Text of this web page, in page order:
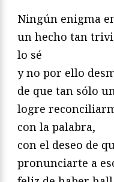
Ningún enigma
un hecho tan
lo sé
y no por ello
de que tan sólo
logre
con la palabra,
con el deseo de
pronunciarte a